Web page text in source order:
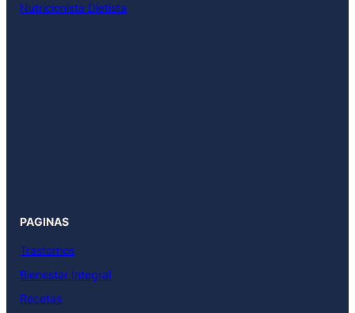
Nutricionista Dietista
PAGINAS
Trastornos
Bienestar Integral
Recetas